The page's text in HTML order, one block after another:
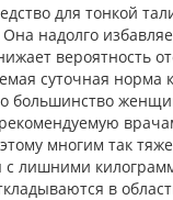
для тонкой
Она надолго
вероятность
суточная норма
большинство
многим так
с лишними
в